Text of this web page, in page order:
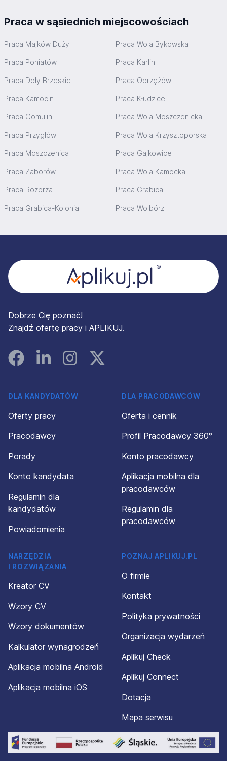
Praca w sąsiednich miejscowościach
Praca Majków Duży Praca Wola Bykowska
Praca Poniatów Praca Karlin
Praca Doły Brzeskie Praca Oprzężów
Praca Kamocin Praca Kłudzice
Praca Gomulin Praca Wola Moszczenicka
Praca Przygłów Praca Wola Krzysztoporska
Praca Moszczenica Praca Gajkowice
Praca Zaborów Praca Wola Kamocka
Praca Rozprza Praca Grabica
Praca Grabica-Kolonia Praca Wolbórz
Dobrze Cię poznać!
Znajdź ofertę pracy i APLIKUJ.
FacebookLinked InInstagramInstagram
DLA KANDYDATÓW
Oferty pracy
Pracodawcy
Porady
Konto kandydata
Regulamin dla
kandydatów
Powiadomienia
DLA PRACODAWCÓW
Oferta i cennik
Profil Pracodawcy 360°
Konto pracodawcy
Aplikacja mobilna dla
pracodawców
Regulamin dla
pracodawców
NARZĘDZIA
I ROZWIĄZANIA
Kreator CV
Wzory CV
Wzory dokumentów
Kalkulator wynagrodzeń
Aplikacja mobilna Android
Aplikacja mobilna iOS
POZNAJ APLIKUJ.PL
O firmie
Kontakt
Polityka prywatności
Organizacja wydarzeń
Aplikuj Check
Aplikuj Connect
Dotacja
Mapa serwisu